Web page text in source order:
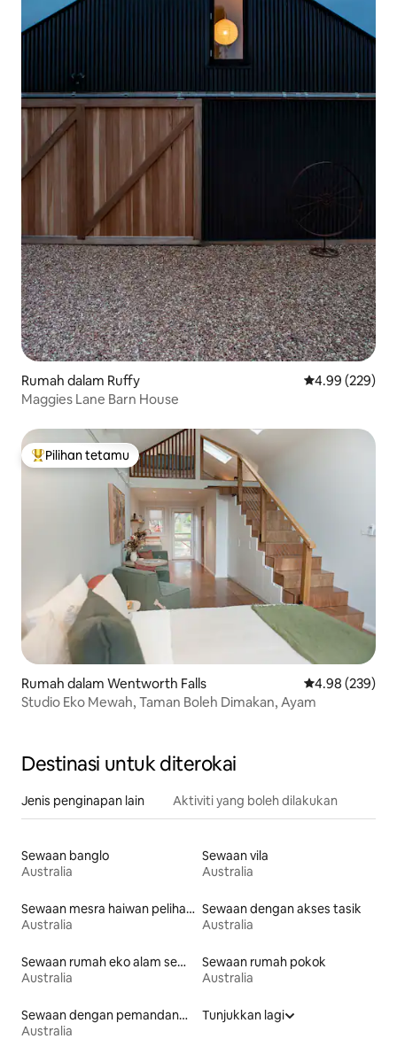
Rumah dalam Ruffy Penarafan
4.99 (229)
Maggies Lane Barn House
Pilihan utama tetamu
Pilihan tetamu
Rumah dalam Wentworth Falls Penarafan
4.98 (239)
Studio Eko Mewah, Taman Boleh Dimakan, Ayam
Destinasi untuk diterokai
Jenis penginapan lain Aktiviti yang boleh dilakukan
Sewaan banglo
Australia
Sewaan vila
Australia
Sewaan mesra haiwan peliharaan
Australia
Sewaan dengan akses tasik
Australia
Sewaan rumah eko alam semula jadi
Australia
Sewaan rumah pokok
Australia
Sewaan dengan pemandangan pantai
Australia
Tunjukkan lagi